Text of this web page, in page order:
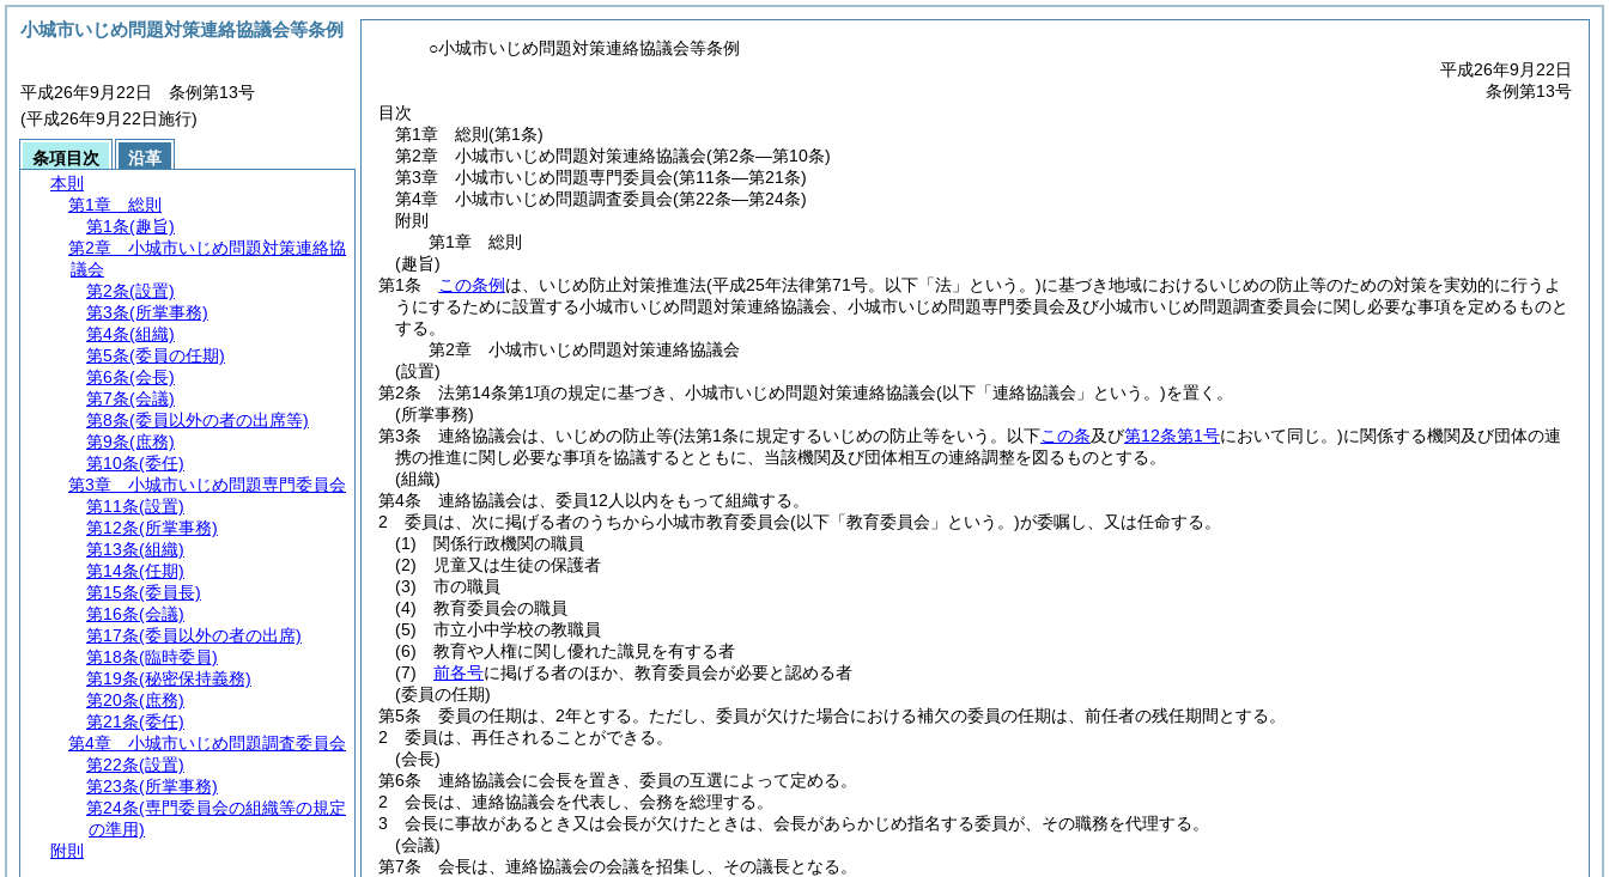
○小城市いじめ問題対策連絡協議会等条例
平成26年9月22日
条例第13号
目次
第1章
総則 (第1条)
第2章
小城市いじめ問題対策連絡協議会(第2条―第10条)
第3章
小城市いじめ問題専門委員会(第11条―第21条)
第4章
小城市いじめ問題調査委員会(第22条―第24条)
附則
第1章
総則
(趣旨)
第1条
この条例 は、いじめ防止対策推進法(平成25年法律第71号。以下「法」という。)に基づき地域におけるいじめの防止等のための対策を実効的に行うよ
うにするために設置する小城市いじめ問題対策連絡協議会、小城市いじめ問題専門委員会及び小城市いじめ問題調査委員会に関し必要な事項を定めるものと
する。
第2章
小城市いじめ問題対策連絡協議会
(設置)
第2条
法第14条第1項の規定に基づき、小城市いじめ問題対策連絡協議会(以下「連絡協議会」という。)を置く。
(所掌事務)
第3条
連絡協議会は、いじめの防止等(法第1条に規定するいじめの防止等をいう。以下この条及び第12条第1号において同じ。)に関係する機関及び団体の連
携の推進に関し必要な事項を協議するとともに、当該機関及び団体相互の連絡調整を図るものとする。
(組織)
第4条
連絡協議会は、委員12人以内をもって組織する。
2
委員は、次に掲げる者のうちから小城市教育委員会(以下「教育委員会」という。)が委嘱し、又は任命する。
(1)
関係行政機関の職員
(2)
児童又は生徒の保護者
(3)
市の職員
(4)
教育委員会の職員
(5)
市立小中学校の教職員
(6)
教育や人権に関し優れた識見を有する者
(7)
前各号に掲げる者のほか、教育委員会が必要と認める者
(委員の任期)
第5条
委員の任期は、2年とする。 ただし、委員が欠けた場合における補欠の委員の任期は、前任者の残任期間とする。
2
委員は、再任されることができる。
(会長)
第6条
連絡協議会に会長を置き、委員の互選によって定める。
2
会長は、連絡協議会を代表し、会務を総理する。
3
会長に事故があるとき又は会長が欠けたときは、会長があらかじめ指名する委員が、その職務を代理する。
(会議)
第7条
会長は、連絡協議会の会議を招集し、その議長となる。
小城市いじめ問題対策連絡協議会等条例
平成26年9月22日 条例第13号
(平成26年9月22日施行)
条項目次
沿革
本則
第1章
総則
第1条(趣旨)
第2章
小城市いじめ問題対策連絡協
議会
第2条(設置)
第3条(所掌事務)
第4条(組織)
第5条(委員の任期)
第6条(会長)
第7条(会議)
第8条(委員以外の者の出席等)
第9条(庶務)
第10条(委任)
第3章
小城市いじめ問題専門委員会
第11条(設置)
第12条(所掌事務)
第13条(組織)
第14条(任期)
第15条(委員長)
第16条(会議)
第17条(委員以外の者の出席)
第18条(臨時委員)
第19条(秘密保持義務)
第20条(庶務)
第21条(委任)
第4章
小城市いじめ問題調査委員会
第22条(設置)
第23条(所掌事務)
第24条(専門委員会の組織等の規定
の準用)
附則